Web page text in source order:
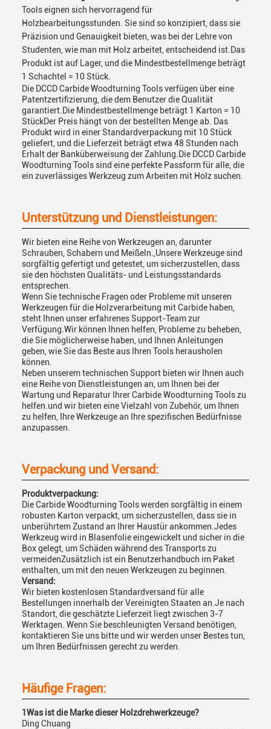
Tools eignen sich hervorragend für
Holzbearbeitungsstunden. Sie sind so konzipiert, dass sie
Präzision und Genauigkeit bieten, was bei der Lehre von
Studenten, wie man mit Holz arbeitet, entscheidend ist.Das
Produkt ist auf Lager, und die Mindestbestellmenge beträgt
1 Schachtel = 10 Stück.
Die DCCD Carbide Woodturning Tools verfügen über eine
Patentzertifizierung, die dem Benutzer die Qualität
garantiert.Die Mindestbestellmenge beträgt 1 Karton = 10
StückDer Preis hängt von der bestellten Menge ab. Das
Produkt wird in einer Standardverpackung mit 10 Stück
geliefert, und die Lieferzeit beträgt etwa 48 Stunden nach
Erhalt der Banküberweisung der Zahlung.Die DCCD Carbide
Woodturning Tools sind eine perfekte Passform für alle, die
ein zuverlässiges Werkzeug zum Arbeiten mit Holz suchen.
Unterstützung und Dienstleistungen:
Wir bieten eine Reihe von Werkzeugen an, darunter
Schrauben, Schabern und Meißeln.,Unsere Werkzeuge sind
sorgfältig gefertigt und getestet, um sicherzustellen, dass
sie den höchsten Qualitäts- und Leistungsstandards
entsprechen.
Wenn Sie technische Fragen oder Probleme mit unseren
Werkzeugen für die Holzverarbeitung mit Carbide haben,
steht Ihnen unser erfahrenes Support-Team zur
Verfügung.Wir können Ihnen helfen, Probleme zu beheben,
die Sie möglicherweise haben, und Ihnen Anleitungen
geben, wie Sie das Beste aus Ihren Tools herausholen
können.
Neben unserem technischen Support bieten wir Ihnen auch
eine Reihe von Dienstleistungen an, um Ihnen bei der
Wartung und Reparatur Ihrer Carbide Woodturning Tools zu
helfen.und wir bieten eine Vielzahl von Zubehör, um Ihnen
zu helfen, Ihre Werkzeuge an Ihre spezifischen Bedürfnisse
anzupassen.
Verpackung und Versand:
Produktverpackung:
Die Carbide Woodturning Tools werden sorgfältig in einem
robusten Karton verpackt, um sicherzustellen, dass sie in
unberührtem Zustand an Ihrer Haustür ankommen.Jedes
Werkzeug wird in Blasenfolie eingewickelt und sicher in die
Box gelegt, um Schäden während des Transports zu
vermeidenZusätzlich ist ein Benutzerhandbuch im Paket
enthalten, um mit den neuen Werkzeugen zu beginnen.
Versand:
Wir bieten kostenlosen Standardversand für alle
Bestellungen innerhalb der Vereinigten Staaten an.Je nach
Standort, die geschätzte Lieferzeit liegt zwischen 3-7
Werktagen. Wenn Sie beschleunigten Versand benötigen,
kontaktieren Sie uns bitte und wir werden unser Bestes tun,
um Ihren Bedürfnissen gerecht zu werden.
Häufige Fragen:
1Was ist die Marke dieser Holzdrehwerkzeuge?
Ding Chuang